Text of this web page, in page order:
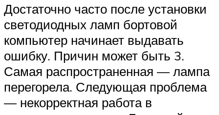
Достаточно часто после установки
светодиодных ламп бортовой
компьютер начинает выдавать
ошибку. Причин может быть 3.
Самая распространенная — лампа
перегорела. Следующая проблема
— некорректная работа в